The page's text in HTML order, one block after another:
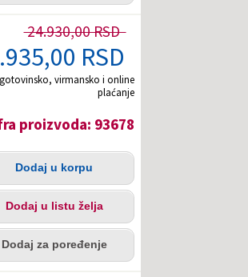
24.930,00 RSD
RSD
virmansko i online
plaćanje
proizvoda: 93678
Dodaj u korpu
Dodaj u listu želja
Dodaj za poređenje